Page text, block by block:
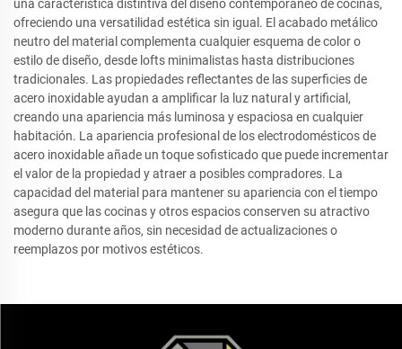
una característica distintiva del diseño contemporáneo de cocinas,
ofreciendo una versatilidad estética sin igual. El acabado metálico
neutro del material complementa cualquier esquema de color o
estilo de diseño, desde lofts minimalistas hasta distribuciones
tradicionales. Las propiedades reflectantes de las superficies de
acero inoxidable ayudan a amplificar la luz natural y artificial,
creando una apariencia más luminosa y espaciosa en cualquier
habitación. La apariencia profesional de los electrodomésticos de
acero inoxidable añade un toque sofisticado que puede incrementar
el valor de la propiedad y atraer a posibles compradores. La
capacidad del material para mantener su apariencia con el tiempo
asegura que las cocinas y otros espacios conserven su atractivo
moderno durante años, sin necesidad de actualizaciones o
reemplazos por motivos estéticos.